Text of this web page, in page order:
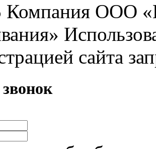
Компания ООО
сайта